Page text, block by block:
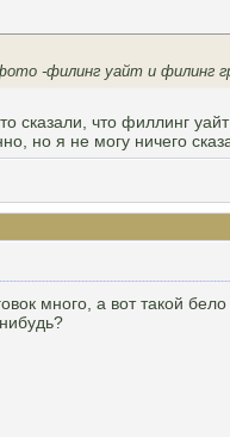
-филинг уайт и филинг
что филлинг
но я не могу ничего
много, а вот такой